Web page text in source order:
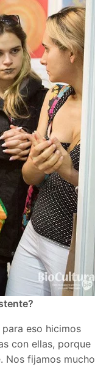
eso hicimos
con ellas, porque
Nos fijamos mucho